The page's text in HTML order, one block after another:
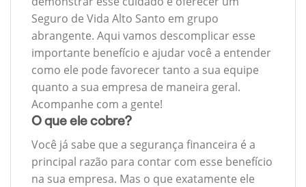
Seguro de Vida Alto Santo em grupo
abrangente. Aqui vamos descomplicar esse
importante benefício e ajudar você a entender
como ele pode favorecer tanto a sua equipe
quanto a sua empresa de maneira geral.
Acompanhe com a gente!
O que ele cobre?
Você já sabe que a segurança financeira é a
principal razão para contar com esse benefício
na sua empresa. Mas o que exatamente ele